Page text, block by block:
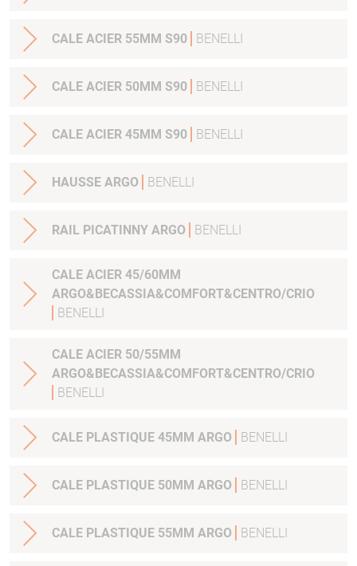
CALE ACIER 55MM S90 BENELLI
CALE ACIER 50MM S90 BENELLI
CALE ACIER 45MM S90 BENELLI
HAUSSE ARGO BENELLI
RAIL PICATINNY ARGO BENELLI
CALE ACIER 45/60MM
ARGO&BECASSIA&COMFORT&CENTRO/CRIO
BENELLI
CALE ACIER 50/55MM
ARGO&BECASSIA&COMFORT&CENTRO/CRIO
BENELLI
CALE PLASTIQUE 45MM ARGO BENELLI
CALE PLASTIQUE 50MM ARGO BENELLI
CALE PLASTIQUE 55MM ARGO BENELLI